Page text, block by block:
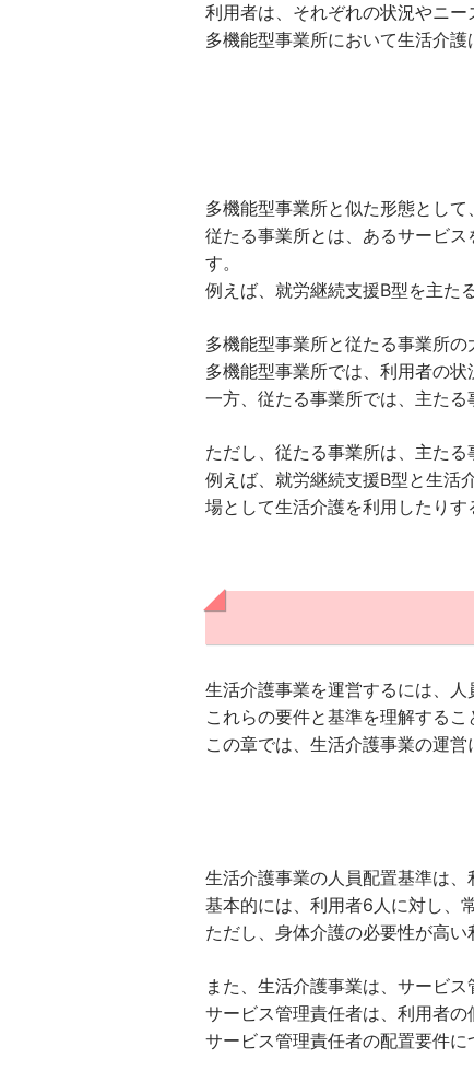
利用者は、それぞれの状況やニー
多機能型事業所において生活介
多機能型事業所と似た形態として
従たる事業所とは、あるサービ
す。
例えば、就労継続支援B型を主た
多機能型事業所と従たる事業所の
多機能型事業所では、利用者の
一方、従たる事業所では、主たる
ただし、従たる事業所は、主た
例えば、就労継続支援B型と生活
場として生活介護を利用したりす
生活介護事業を運営するには、
これらの要件と基準を理解する
この章では、生活介護事業の運
生活介護事業の人員配置基準は、
基本的には、利用者6人に対し、
ただし、身体介護の必要性が高
また、生活介護事業は、サービ
サービス管理責任者は、利用者の
サービス管理責任者の配置要件に